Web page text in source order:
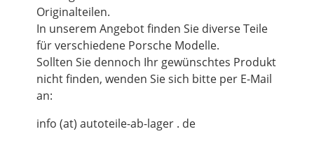
Originalteilen.
In unserem Angebot finden Sie diverse Teile
für verschiedene Porsche Modelle.
Sollten Sie dennoch Ihr gewünschtes Produkt
nicht finden, wenden Sie sich bitte per E-Mail
an:
info (at) autoteile-ab-lager . de